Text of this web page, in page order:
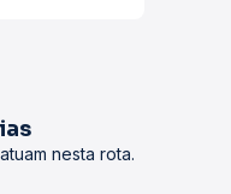
nesta rota.